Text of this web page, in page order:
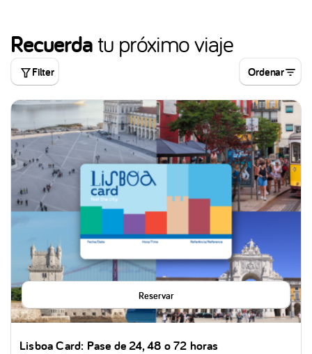
Recuerdatu próximo viaje
Filter Ordenar
Reservar
Lisboa Card: Pase de 24, 48 o 72 horas